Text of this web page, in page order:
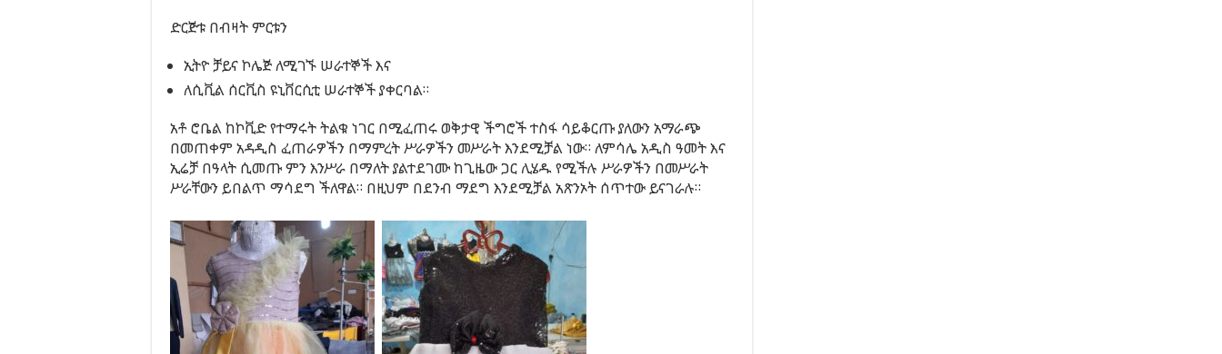
ድርጅቱ በብዛት ምርቱን
ኢትዮ ቻይና ኮሌጅ ለሚገኙ ሠራተኞች እና
ለሲቪል ሰርቪስ ዩኒቨርሲቲ ሠራተኞች ያቀርባል።
አቶ ሮቤል ከኮቪድ የተማሩት ትልቁ ነገር በሚፈጠሩ ወቅታዊ ችግሮች ተስፋ ሳይቆርጡ ያለውን አማራጭ
በመጠቀም አዳዲስ ፈጠራዎችን በማምረት ሥራዎችን መሥራት እንደሚቻል ነው። ለምሳሌ አዲስ ዓመት እና
ኢሬቻ በዓላት ሲመጡ ምን እንሥራ በማለት ያልተደገሙ ከጊዜው ጋር ሊሄዱ የሚችሉ ሥራዎችን በመሥራት
ሥራቸውን ይበልጥ ማሳደግ ችለዋል። በዚህም በደንብ ማደግ እንደሚቻል አጽንኦት ሰጥተው ይናገራሉ።